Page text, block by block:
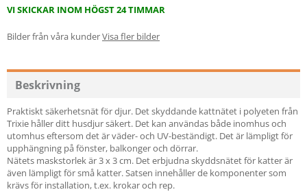
VI SKICKAR INOM HÖGST 24 TIMMAR
Bilder från våra kunderVisa fler bilder
Beskrivning
Praktiskt säkerhetsnät för djur. Det skyddande kattnätet i polyeten från
Trixie håller ditt husdjur säkert. Det kan användas både inomhus och
utomhus eftersom det är väder- och UV-beständigt. Det är lämpligt för
upphängning på fönster, balkonger och dörrar.
Nätets maskstorlek är 3 x 3 cm. Det erbjudna skyddsnätet för katter är
även lämpligt för små katter. Satsen innehåller de komponenter som
krävs för installation, t.ex. krokar och rep.